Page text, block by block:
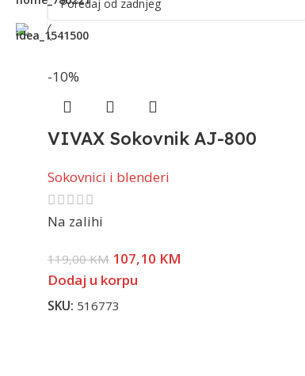
-10%
VIVAX Sokovnik AJ-800
Sokovnici i blenderi
Na zalihi
119,00KM 107,10 KM
Dodaj u korpu
SKU: 516773